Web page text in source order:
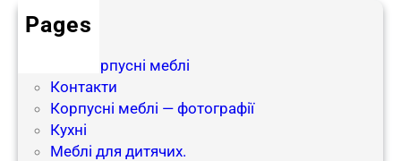
Pages
Інші корпусні меблі
Контакти
Корпусні меблі — фотографії
Кухні
Меблі для дитячих.